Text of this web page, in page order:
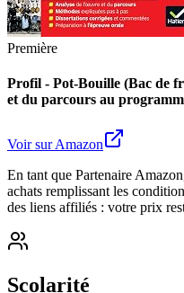
Première
Profil - Pot-Bouille (Bac de
et du parcours au
Voir sur Amazon
En tant que Partenaire
achats remplissant les
des liens affiliés : votre prix
Scolarité